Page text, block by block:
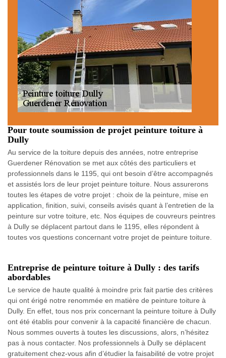
Pour toute soumission de projet peinture toiture à
Dully
Au service de la toiture depuis des années, notre entreprise
Guerdener Rénovation se met aux côtés des particuliers et
professionnels dans le 1195, qui ont besoin d’être accompagnés
et assistés lors de leur projet peinture toiture. Nous assurerons
toutes les étapes de votre projet : choix de la peinture, mise en
application, finition, suivi, conseils avisés quant à l’entretien de la
peinture sur votre toiture, etc. Nos équipes de couvreurs peintres
à Dully se déplacent partout dans le 1195, elles répondent à
toutes vos questions concernant votre projet de peinture toiture.
Entreprise de peinture toiture à Dully : des tarifs
abordables
Le service de haute qualité à moindre prix fait partie des critères
qui ont érigé notre renommée en matière de peinture toiture à
Dully. En effet, tous nos prix concernant la peinture toiture à Dully
ont été établis pour convenir à la capacité financière de chacun.
Nous sommes ouverts à toutes les discussions, alors, n’hésitez
pas à nous contacter. Nos professionnels à Dully se déplacent
gratuitement chez-vous afin d’étudier la faisabilité de votre projet